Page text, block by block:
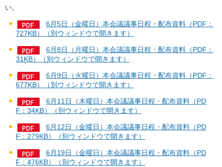
い。
6月5日（金曜日）本会議議事日程・配布資料（PDF：
727KB）（別ウィンドウで開きます）
6月8日（月曜日）本会議議事日程・配布資料（PDF：
31KB）（別ウィンドウで開きます）
6月9日（火曜日）本会議議事日程・配布資料（PDF：
677KB）（別ウィンドウで開きます）
6月11日（木曜日）本会議議事日程・配布資料（PD
F：34KB）（別ウィンドウで開きます）
6月12日（金曜日）本会議議事日程・配布資料（PD
F：279KB）（別ウィンドウで開きます）
6月19日（金曜日）本会議議事日程・配布資料（PD
F：476KB）（別ウィンドウで開きます）